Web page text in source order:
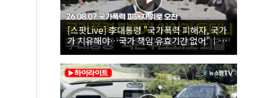
[스팟Live] 李대통령 "국가폭력 피해자, 국가
가 치유해야…국가 책임 유효기간 없어"｜
26.08.07 국가폭력 피해자 위로 오찬